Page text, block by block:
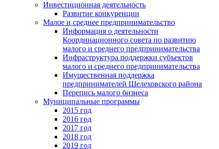
Инвестиционная деятельность
Развитие конкуренции
Малое и среднее предпринимательство
Информация о деятельности
Координационного совета по развитию
малого и среднего предпринимательства
Инфраструктура поддержки субъектов
малого и среднего предпринимательства
Имущественная поддержка
предпринимателей Шелеховского района
Перепись малого бизнеса
Муниципальные программы
2015 год
2016 год
2017 год
2018 год
2019 год